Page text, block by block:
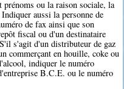
ou la raison sociale, la
aussi la personne de
de fax ainsi que son
fiscal ou d'un destinataire
s'agit d'un distributeur de gaz
commerçant en houille, coke ou
indiquer le numéro
B.C.E. ou le numéro